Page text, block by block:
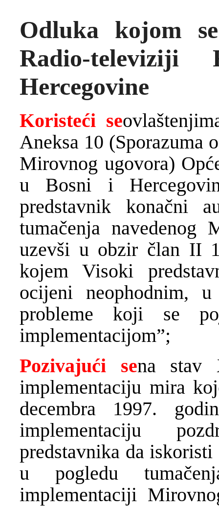
Odluka kojom
Radio-televiziji
Hercegovine
Koristeći se
Aneksa 10
Mirovnog ugovora)
u Bosni i
predstavnik konačni
tumačenja navedenog
uzevši u obzir član II
kojem Visoki
ocijeni neophodnim,
probleme koji se
implementacijom”;
Pozivajući sena stav
implementaciju mira
decembra 1997.
implementaciju
predstavnika da
u pogledu
implementaciji